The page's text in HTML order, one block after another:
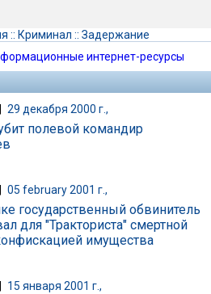
:: Криминал :: Задержание
интернет-ресурсы
| 29 декабря 2000 г.,
полевой командир
05 february 2001 г.,
государственный обвинитель
для "Тракториста" смертной
имущества
15 января 2001 г.,